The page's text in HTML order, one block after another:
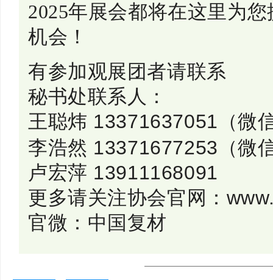
2025年展会都将在这里为
机会！
有参加观展团者请联系
秘书处联系人：
王聪炜 13371637051（微
李浩然 13371677253
（微
卢宏萍 13911168091
更多请关注协会官网：
官微：中国复材